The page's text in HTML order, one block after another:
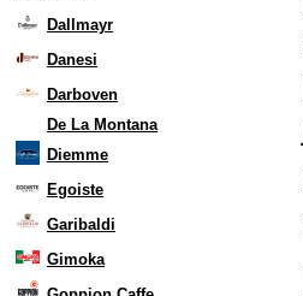
Dallmayr
Danesi
Darboven
De La Montana
Diemme
Egoiste
Garibaldi
Gimoka